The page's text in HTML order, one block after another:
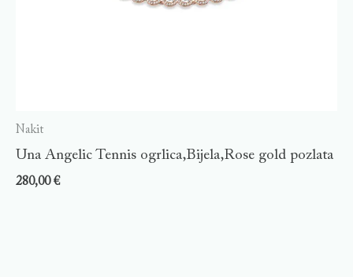
Nakit
Una Angelic Tennis ogrlica,Bijela,Rose gold pozlata
280,00€